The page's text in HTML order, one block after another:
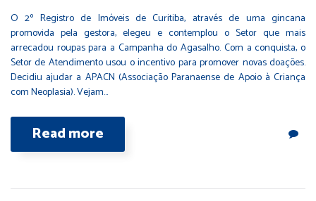
O 2º Registro de Imóveis de Curitiba, através de uma gincana
promovida pela gestora, elegeu e contemplou o Setor que mais
arrecadou roupas para a Campanha do Agasalho. Com a conquista, o
Setor de Atendimento usou o incentivo para promover novas doações.
Decidiu ajudar a APACN (Associação Paranaense de Apoio à Criança
com Neoplasia). Vejam…
Read more